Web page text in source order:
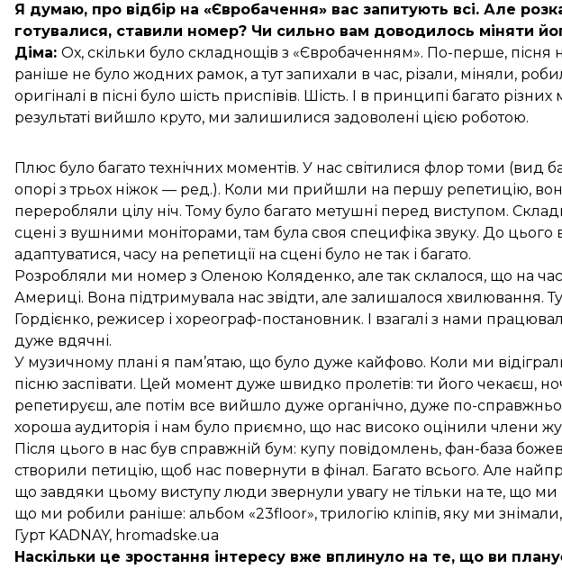
Я думаю, про відбір на «Євробачення» вас запитують всі. Але
готувалися, ставили номер? Чи сильно вам доводилось міняти
Діма: Ох, скільки було складнощів з «Євробаченням». По-перше, пісня
раніше не було жодних рамок, а тут запихали в час, різали, міняли,
оригіналі в пісні було шість приспівів. Шість. І в принципі багато
результаті вийшло круто, ми залишилися задоволені цією роботою.
Плюс було багато технічних моментів. У нас світилися флор томи (вид
опорі з трьох ніжок — ред.). Коли ми прийшли на першу репетицію, вони
переробляли цілу ніч. Тому було багато метушні перед виступом.
сцені з вушними моніторами, там була своя специфіка звуку. До цього
адаптуватися, часу на репетиції на сцені було не так і багато.
Розробляли ми номер з Оленою Коляденко, але так склалося, що на
Америці. Вона підтримувала нас звідти, але залишалося хвилювання.
Гордієнко, режисер і хореограф-постановник. І взагалі з нами
дуже вдячні.
У музичному плані я пам’ятаю, що було дуже кайфово. Коли ми
пісню заспівати. Цей момент дуже швидко пролетів: ти його чекаєш,
репетируєш, але потім все вийшло дуже органічно, дуже по-
хороша аудиторія і нам було приємно, що нас високо оцінили члени
Після цього в нас був справжній бум: купу повідомлень, фан-база
створили петицію, щоб нас повернути в фінал. Багато всього. Але
що завдяки цьому виступу люди звернули увагу не тільки на те, що ми
що ми робили раніше: альбом «23floor», трилогію кліпів, яку ми
Гурт KADNAY, hromadske.ua
Наскільки це зростання інтересу вже вплинуло на те, що ви